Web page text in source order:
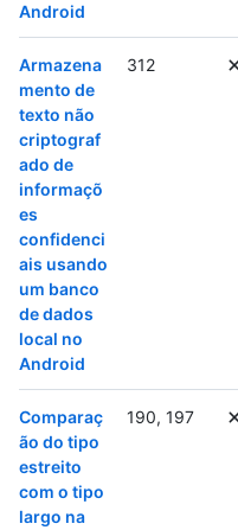
Android
Armazena
mento de
texto não
criptograf
ado de
informaçõ
es
confidenci
ais usando
um banco
de dados
local no
Android
312
Comparaç
ão do tipo
estreito
com o tipo
largo na
190, 197